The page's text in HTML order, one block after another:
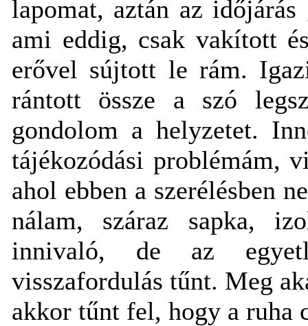
lapomat, aztán az
ami eddig, csak vakított
erővel sújtott le rám.
rántott össze a szó
gondolom a helyzetet.
tájékozódási problémám,
ahol ebben a szerélésben
nálam, száraz sapka,
innivaló, de az
visszafordulás tűnt. Meg
akkor tűnt fel, hogy a ruha